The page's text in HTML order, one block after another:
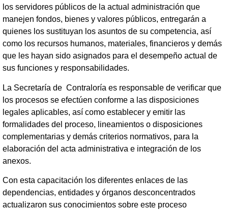
los servidores públicos de la actual administración que
manejen fondos, bienes y valores públicos, entregarán a
quienes los sustituyan los asuntos de su competencia, así
como los recursos humanos, materiales, financieros y demás
que les hayan sido asignados para el desempeño actual de
sus funciones y responsabilidades.
La Secretaría de Contraloría es responsable de verificar que
los procesos se efectúen conforme a las disposiciones
legales aplicables, así como establecer y emitir las
formalidades del proceso, lineamientos o disposiciones
complementarias y demás criterios normativos, para la
elaboración del acta administrativa e integración de los
anexos.
Con esta capacitación los diferentes enlaces de las
dependencias, entidades y órganos desconcentrados
actualizaron sus conocimientos sobre este proceso